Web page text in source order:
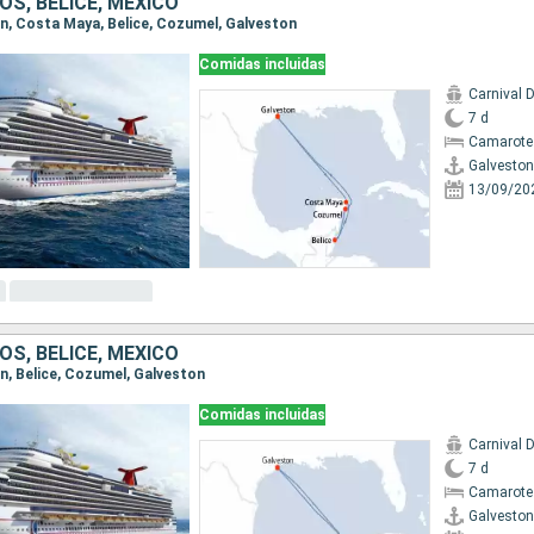
Costa Maya, Belice, Cozumel, Galveston
Comidas incluidas
Carnival
7 d
Galveston
13/09/
BELICE, MÉXICO
Belice, Cozumel, Galveston
Comidas incluidas
Carnival
7 d
Galveston